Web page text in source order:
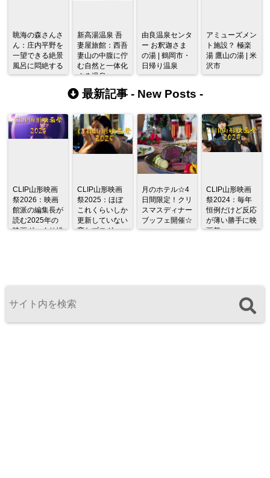
眺海の森さんさ
ん：庄内平野を
一望できる絶景
風呂に悶絶する
新高湯温泉 吾
妻屋旅館：西吾
妻山の中腹に佇
む自然と一体化
する温泉
由良温泉センタ
ー お釈迦さま
の湯 | 鶴岡市・
日帰り温泉
アミューズメン
ト施設？ 極楽
湯 鷹山の湯 | 米
沢市
最新記事 - New Posts -
CLIP山形映画
祭2026：映画
館派の編集長が
読む2025年の
映画ざっくり総
CLIP山形映画
祭2025：ほぼ
これくらいしか
更新していない
変なブログ
月のホテル☆4
日間限定！クリ
スマスディナー
ブッフェ開催☆
CLIP山形映画
祭2024：毎年
恒例だけど反応
が薄い勝手に映
画祭